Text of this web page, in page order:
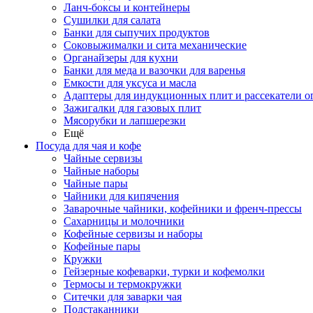
Ланч-боксы и контейнеры
Сушилки для салата
Банки для сыпучих продуктов
Соковыжималки и сита механические
Органайзеры для кухни
Банки для меда и вазочки для варенья
Емкости для уксуса и масла
Адаптеры для индукционных плит и рассекатели
Зажигалки для газовых плит
Мясорубки и лапшерезки
Ещё
Посуда для чая и кофе
Чайные сервизы
Чайные наборы
Чайные пары
Чайники для кипячения
Заварочные чайники, кофейники и френч-прессы
Сахарницы и молочники
Кофейные сервизы и наборы
Кофейные пары
Кружки
Гейзерные кофеварки, турки и кофемолки
Термосы и термокружки
Ситечки для заварки чая
Подстаканники